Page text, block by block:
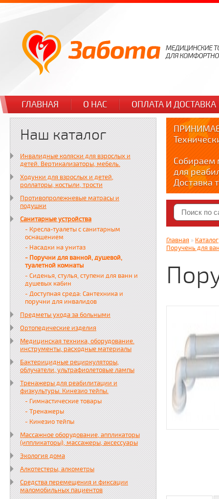
ГЛАВНАЯ О НАС ОПЛАТА И ДОСТАВКА
Наш каталог
Инвалидные коляски для взрослых и
детей. Вертикализаторы, мебель.
Ходунки для взрослых и детей,
роллаторы, костыли, трости
Противопролежневые матрасы и
подушки
Санитарные устройства
- Кресла-туалеты с санитарным
оснащением
- Насадки на унитаз
- Поручни для ванной, душевой,
туалетной комнаты
- Сиденья, стулья, ступени для ванн и
душевых кабин
- Доступная среда: Сантехника и
поручни для инвалидов
Предметы ухода за больными
Ортопедические изделия
Медицинская техника, оборудование.
инструменты, расходные материалы
Бактерицидные рециркуляторы,
облучатели, ультрафиолетовые лампы
Тренажеры для реабилитации и
физкультуры. Кинезио тейпы.
- Гимнастические товары
- Тренажеры
- Кинезио тейпы
Массажное оборудование, аппликаторы
(иппликаторы), массажеры, аксессуары
Экология дома
Алкотестеры, алкометры
Средства перемещения и фиксации
маломобильных пациентов
Собираем
для
Доставка
по тел.
Краткие
Яндекс.
zabota16.ru
Всегда на
Главная » Каталог
Поручень для